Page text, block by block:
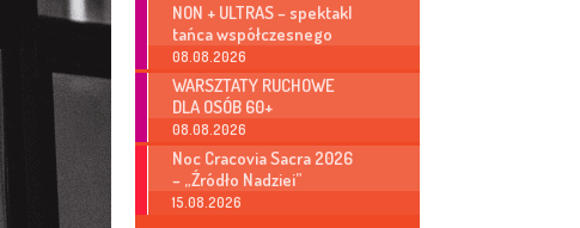
NON + ULTRAS – spektakl
tańca współczesnego
08.08.2026
WARSZTATY RUCHOWE
DLA OSÓB 60+
08.08.2026
Noc Cracovia Sacra 2026
– „Źródło Nadziei”
15.08.2026